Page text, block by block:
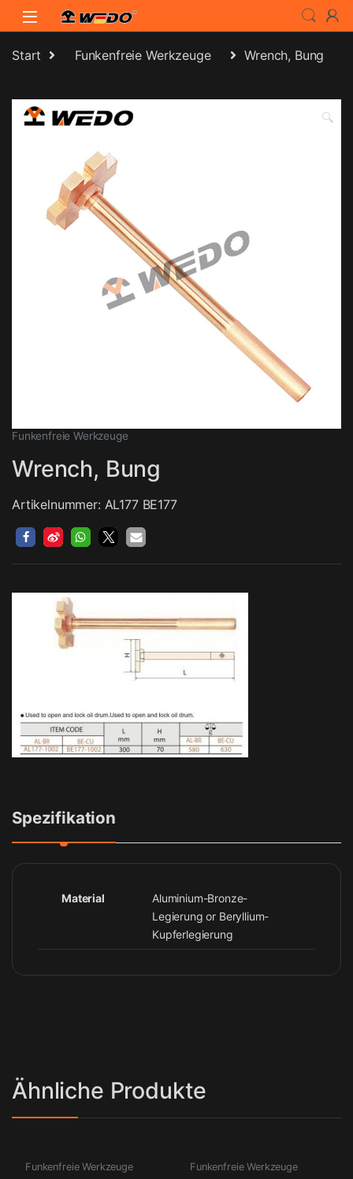
Skip to navigation
Skip to content
Start Funkenfreie Werkzeuge Wrench, Bung
🔍
Funkenfreie Werkzeuge
Wrench, Bung
Artikelnummer: AL177 BE177
Spezifikation
Material
Aluminium-Bronze-
Legierung or Beryllium-
Kupferlegierung
Ähnliche Produkte
Funkenfreie Werkzeuge Funkenfreie Werkzeuge